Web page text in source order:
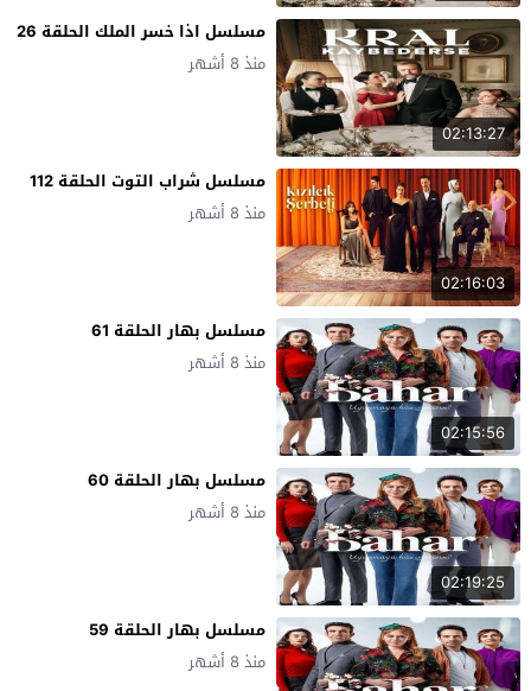
02:13:27
مسلسل اذا خسر الملك الحلقة 26
منذ 8 أشهر
02:16:03
مسلسل شراب التوت الحلقة 112
منذ 8 أشهر
02:15:56
مسلسل بهار الحلقة 61
منذ 8 أشهر
02:19:25
مسلسل بهار الحلقة 60
منذ 8 أشهر
مسلسل بهار الحلقة 59
منذ 8 أشهر